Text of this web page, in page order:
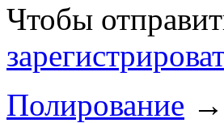
Чтобы
Полирование →